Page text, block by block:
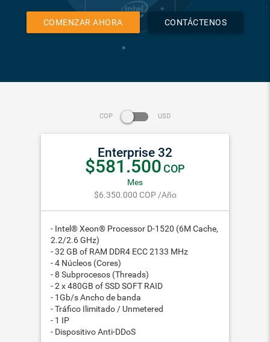
COMENZAR AHORA CONTÁCTENOS
COP USD
Enterprise 32
$581.500COP
Mes
$6.350.000 COP /Año
- Intel® Xeon® Processor D-1520 (6M Cache,
2.2/2.6 GHz)
- 32 GB of RAM DDR4 ECC 2133 MHz
- 4 Núcleos (Cores)
- 8 Subprocesos (Threads)
- 2 x 480GB of SSD SOFT RAID
- 1Gb/s Ancho de banda
- Tráfico Ilimitado / Unmetered
- 1 IP
- Dispositivo Anti-DDoS